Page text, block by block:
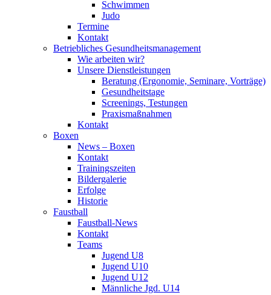
Schwimmen
Judo
Termine
Kontakt
Betriebliches Gesundheits­management
Wie arbeiten wir?
Unsere Dienstleistungen
Beratung (Ergonomie, Seminare, Vorträge)
Gesundheitstage
Screenings, Testungen
Praxismaßnahmen
Kontakt
Boxen
News – Boxen
Kontakt
Trainingszeiten
Bildergalerie
Erfolge
Historie
Faustball
Faustball-News
Kontakt
Teams
Jugend U8
Jugend U10
Jugend U12
Männliche Jgd. U14